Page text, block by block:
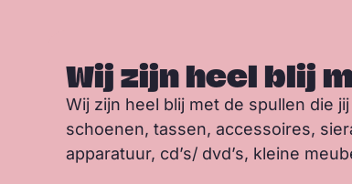
Wij zijn heel blij
Wij zijn heel blij met de spullen die
schoenen, tassen, accessoires,
apparatuur, cd’s/ dvd’s, kleine